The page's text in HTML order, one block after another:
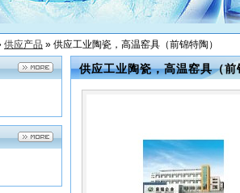
供应产品 » 供应工业陶瓷，高温窑具（前锦特陶）
供应工业陶瓷，高温窑具（前